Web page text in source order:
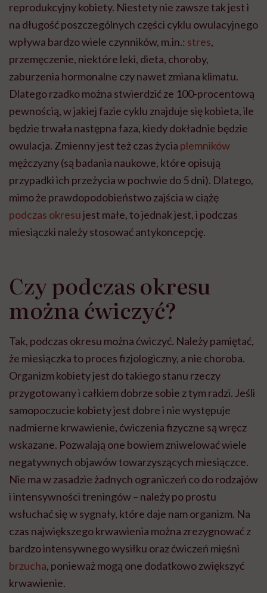
reprodukcyjny kobiety. Niestety nie zawsze tak jest i
na długość poszczególnych części cyklu owulacyjnego
wpływa bardzo wiele czynników, m.in.: stres,
przemęczenie, niektóre leki, dieta, choroby,
zaburzenia hormonalne czy nawet zmiana klimatu.
Dlatego rzadko można stwierdzić ze 100-procentową
pewnością, w jakiej fazie cyklu znajduje się kobieta, ile
będzie trwała następna faza, kiedy dokładnie będzie
owulacja. Zmienny jest też czas życia plemników
mężczyzny (są badania naukowe, które opisują
przypadki ich przeżycia w pochwie do 5 dni). Dlatego,
mimo że prawdopodobieństwo zajścia w ciążę
podczas okresujest małe, to jednak jest, i podczas
miesiączki należy stosować antykoncepcję.
Czy podczas okresu
można ćwiczyć?
Tak, podczas okresu można ćwiczyć. Należy pamiętać,
że miesiączka to proces fizjologiczny, a nie choroba.
Organizm kobiety jest do takiego stanu rzeczy
przygotowany i całkiem dobrze sobie z tym radzi. Jeśli
samopoczucie kobiety jest dobre i nie występuje
nadmierne krwawienie, ćwiczenia fizyczne są wręcz
wskazane. Pozwalają one bowiem zniwelować wiele
negatywnych objawów towarzyszących miesiączce.
Nie ma w zasadzie żadnych ograniczeń co do rodzajów
i intensywności treningów – należy po prostu
wsłuchać się w sygnały, które daje nam organizm. Na
czas największego krwawienia można zrezygnować z
bardzo intensywnego wysiłku oraz ćwiczeń mięśni
brzucha, ponieważ mogą one dodatkowo zwiększyć
krwawienie.